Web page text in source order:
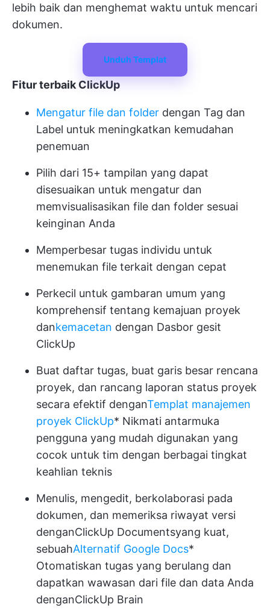
lebih baik dan menghemat waktu untuk mencari
dokumen.
Unduh Templat
Fitur terbaik ClickUp
Mengatur file dan folder dengan Tag dan
Label untuk meningkatkan kemudahan
penemuan
Pilih dari 15+ tampilan yang dapat
disesuaikan untuk mengatur dan
memvisualisasikan file dan folder sesuai
keinginan Anda
Memperbesar tugas individu untuk
menemukan file terkait dengan cepat
Perkecil untuk gambaran umum yang
komprehensif tentang kemajuan proyek
dankemacetan dengan Dasbor gesit
ClickUp
Buat daftar tugas, buat garis besar rencana
proyek, dan rancang laporan status proyek
secara efektif denganTemplat manajemen
proyek ClickUp* Nikmati antarmuka
pengguna yang mudah digunakan yang
cocok untuk tim dengan berbagai tingkat
keahlian teknis
Menulis, mengedit, berkolaborasi pada
dokumen, dan memeriksa riwayat versi
denganClickUp Documentsyang kuat,
sebuahAlternatif Google Docs*
Otomatiskan tugas yang berulang dan
dapatkan wawasan dari file dan data Anda
denganClickUp Brain